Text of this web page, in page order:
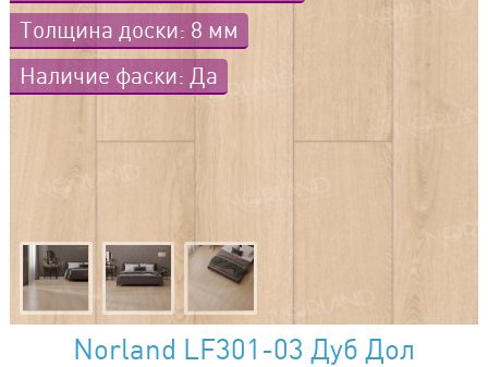
Толщина доски: 8 мм
Наличие фаски: Да
Norland LF301-03 Дуб Дол